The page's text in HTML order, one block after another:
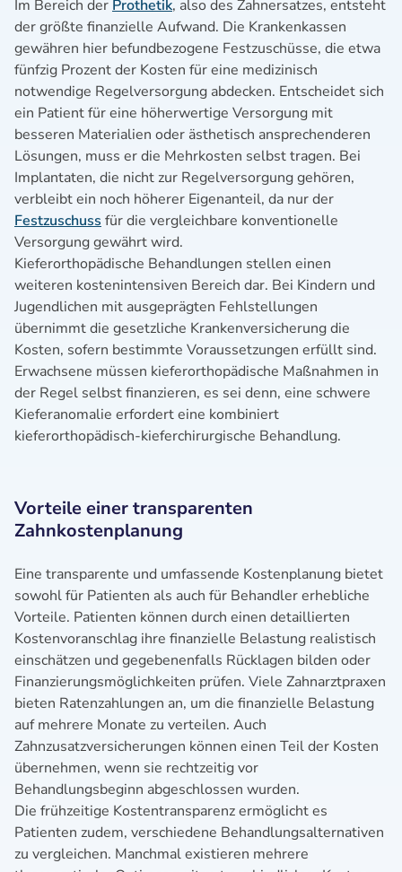
Im Bereich der Prothetik, also des Zahnersatzes, entsteht
der größte finanzielle Aufwand. Die Krankenkassen
gewähren hier befundbezogene Festzuschüsse, die etwa
fünfzig Prozent der Kosten für eine medizinisch
notwendige Regelversorgung abdecken. Entscheidet sich
ein Patient für eine höherwertige Versorgung mit
besseren Materialien oder ästhetisch ansprechenderen
Lösungen, muss er die Mehrkosten selbst tragen. Bei
Implantaten, die nicht zur Regelversorgung gehören,
verbleibt ein noch höherer Eigenanteil, da nur der
Festzuschuss für die vergleichbare konventionelle
Versorgung gewährt wird.
Kieferorthopädische Behandlungen stellen einen
weiteren kostenintensiven Bereich dar. Bei Kindern und
Jugendlichen mit ausgeprägten Fehlstellungen
übernimmt die gesetzliche Krankenversicherung die
Kosten, sofern bestimmte Voraussetzungen erfüllt sind.
Erwachsene müssen kieferorthopädische Maßnahmen in
der Regel selbst finanzieren, es sei denn, eine schwere
Kieferanomalie erfordert eine kombiniert
kieferorthopädisch-kieferchirurgische Behandlung.
Vorteile einer transparenten
Zahnkostenplanung
Eine transparente und umfassende Kostenplanung bietet
sowohl für Patienten als auch für Behandler erhebliche
Vorteile. Patienten können durch einen detaillierten
Kostenvoranschlag ihre finanzielle Belastung realistisch
einschätzen und gegebenenfalls Rücklagen bilden oder
Finanzierungsmöglichkeiten prüfen. Viele Zahnarztpraxen
bieten Ratenzahlungen an, um die finanzielle Belastung
auf mehrere Monate zu verteilen. Auch
Zahnzusatzversicherungen können einen Teil der Kosten
übernehmen, wenn sie rechtzeitig vor
Behandlungsbeginn abgeschlossen wurden.
Die frühzeitige Kostentransparenz ermöglicht es
Patienten zudem, verschiedene Behandlungsalternativen
zu vergleichen. Manchmal existieren mehrere